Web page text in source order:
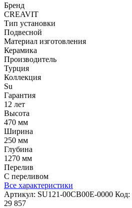
Бренд
CREAVIT
Тип установки
Подвесной
Материал изготовления
Керамика
Производитель
Турция
Коллекция
Su
Гарантия
12 лет
Высота
470 мм
Ширина
250 мм
Глубина
1270 мм
Перелив
С переливом
Все характеристики
Артикул: SU121-00CB00E-0000 Код:
29 857